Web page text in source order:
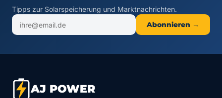
Tipps zur Solarspeicherung und Marktnachrichten.
Abonnieren →
AJ POWER